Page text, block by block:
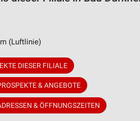
(Luftlinie)
DIESER FILIALE
& ANGEBOTE
& ÖFFNUNGSZEITEN